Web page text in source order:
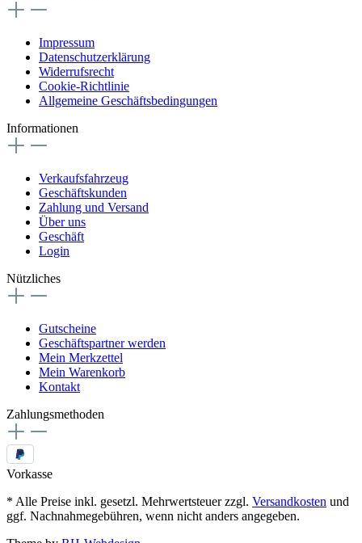
Impressum
Datenschutzerklärung
Widerrufsrecht
Cookie-Richtlinie
Allgemeine Geschäftsbedingungen
Informationen
Verkaufsfahrzeug
Geschäftskunden
Zahlung und Versand
Über uns
Geschäft
Login
Nützliches
Gutscheine
Geschäftspartner werden
Mein Merkzettel
Mein Warenkorb
Kontakt
Zahlungsmethoden
Vorkasse
* Alle Preise inkl. gesetzl. Mehrwertsteuer zzgl. Versandkosten und
ggf. Nachnahmegebühren, wenn nicht anders angegeben.